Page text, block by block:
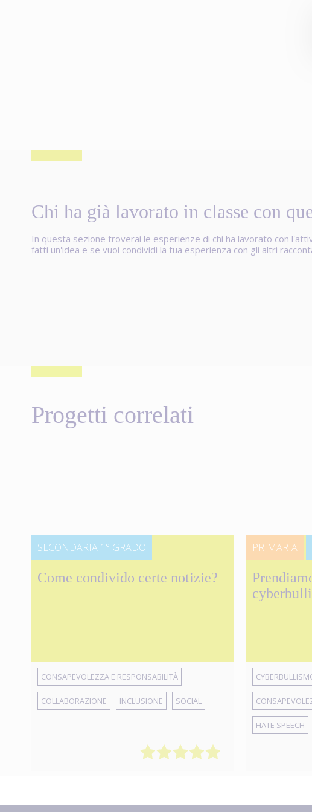
Chi ha già lavorato in classe con
In questa sezione troverai le esperienze di chi ha lavorato con
fatti un'idea e se vuoi condividi la tua esperienza con gli altri
Progetti correlati
SECONDARIA 1° GRADO
Come condivido certe notizie?
CONSAPEVOLEZZA E RESPONSABILITÀ
COLLABORAZIONE INCLUSIONE SOCIAL
PRIMARIA
HATE SPEECH